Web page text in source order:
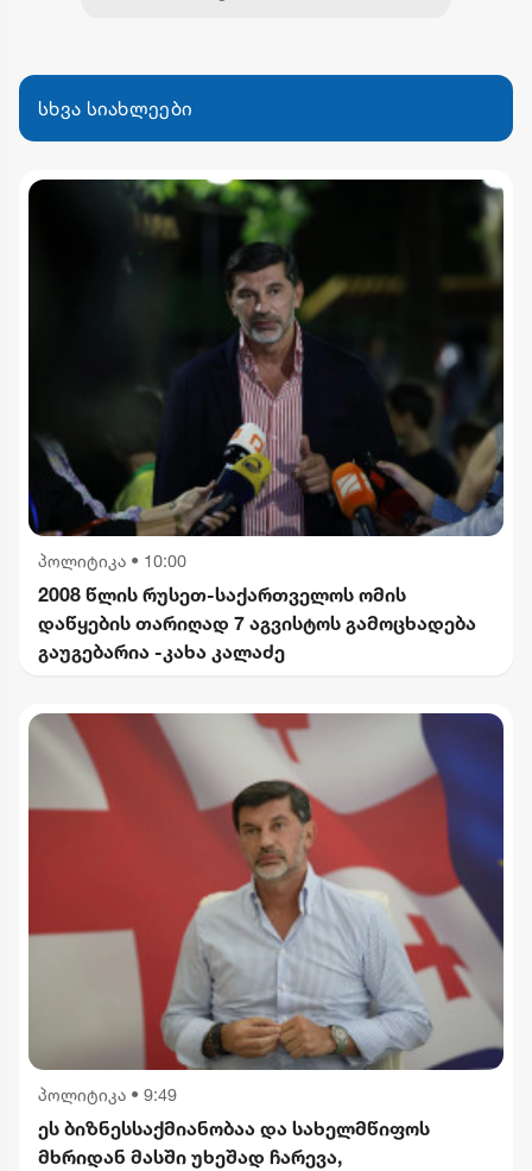
სხვა სიახლეები
პოლიტიკა • 10:00
2008 წლის რუსეთ-საქართველოს ომის
დაწყების თარიღად 7 აგვისტოს გამოცხადება
გაუგებარია -კახა კალაძე
პოლიტიკა • 9:49
ეს ბიზნესსაქმიანობაა და სახელმწიფოს
მხრიდან მასში უხეშად ჩარევა,